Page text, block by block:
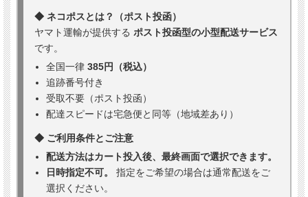
◆ ネコポスとは？（ポスト投函）
ヤマト運輸が提供する ポスト投函型の小型配送サービス
です。
全国一律 385円（税込）
追跡番号付き
受取不要（ポスト投函）
配達スピードは宅急便と同等（地域差あり）
◆ ご利用条件とご注意
配送方法はカート投入後、最終画面で選択できます。
日時指定不可。
指定をご希望の場合は通常配送をご
選択ください。